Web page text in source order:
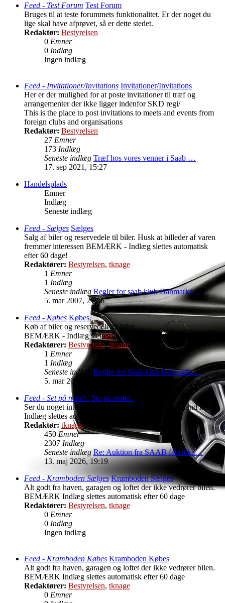
Feed - Test Forum Test Forum
Bruges til at teste forummets funktionalitet. Er der noget du
lige skal have afprøvet, så er dette stedet.
Redaktør: Bestyrelsen
0 Emner
0 Indlæg
Ingen indlæg
Feed - Invitationer/Invitations Invitationer/Invitations
Her er der mulighed for at poste invitationer til træf og
arrangementer der ikke ligger indenfor SKD regi/
This is the place to post invitations to meets and events from
foreign clubs and organisations
Redaktør: Bestyrelsen
27 Emner
173 Indlæg
Seneste indlæg Træf hos vores venner i Saab …
17. sep 2021, 15:27
Handelsplads
Emner
Indlæg
Seneste indlæg
Feed - Sælges Sælges
Salg af biler og reservedele til biler. Husk at billeder af varen
fremmer interessen BEMÆRK - Indlæg slettes automatisk
efter 60 dage!
Redaktører: Bestyrelsen, tknage
1 Emner
1 Indlæg
Seneste indlæg Regler for saab klub Danmarks…
5. mar 2007, 21:56
Feed - Købes Købes
Køb af biler og reservedele til biler.
BEMÆRK - Indlæg slettes automatisk efter 60 dage!
Redaktører: Bestyrelsen,tknage
1 Emner
1 Indlæg
Seneste indlæg
Regler for Saab klub Danmarks…
5. mar 2007, 21:56
Feed - Set på nettet.. Set på nettet..
Ser du noget interessant til salg på nettet så skal det ind her.
Indlæg slettes automatisk efter 1 måned!!
Redaktør: tknage
450 Emner
2307 Indlæg
Seneste indlæg Re: Auktion fra SAAB fabrikke…
13. maj 2026, 19:19
Feed - Kramboden Sælges Kramboden Sælges
Alt godt fra haven, garagen og loftet der ikke vedrører bilen.
BEMÆRK Indlæg slettes automatisk efter 60 dage
Redaktører: Bestyrelsen, tknage
0 Emner
0 Indlæg
Ingen indlæg
Feed - Kramboden Købes Kramboden Købes
Alt godt fra haven, garagen og loftet der ikke vedrører bilen.
BEMÆRK Indlæg slettes automatisk efter 60 dage
Redaktører: Bestyrelsen, tknage
0 Emner